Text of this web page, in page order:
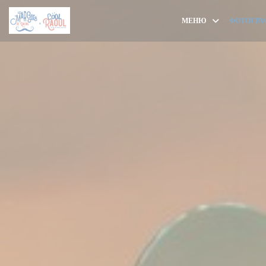
Панель управления cookies
МЕНЮ